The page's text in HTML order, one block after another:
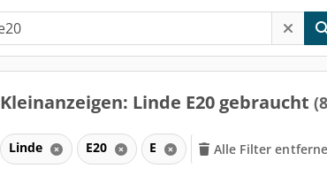
Kleinanzeigen: Linde E20 gebraucht
Linde E20 E Alle Filter